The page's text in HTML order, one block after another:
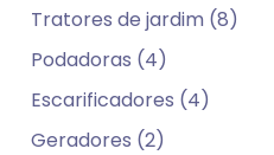
Tratores de jardim (8)
Podadoras (4)
Escarificadores (4)
Geradores (2)